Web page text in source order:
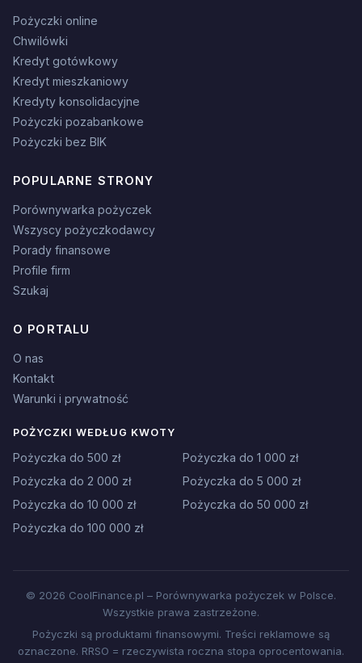
Pożyczki online
Chwilówki
Kredyt gotówkowy
Kredyt mieszkaniowy
Kredyty konsolidacyjne
Pożyczki pozabankowe
Pożyczki bez BIK
POPULARNE STRONY
Porównywarka pożyczek
Wszyscy pożyczkodawcy
Porady finansowe
Profile firm
Szukaj
O PORTALU
O nas
Kontakt
Warunki i prywatność
POŻYCZKI WEDŁUG KWOTY
Pożyczka do 500 zł
Pożyczka do 1 000 zł
Pożyczka do 2 000 zł
Pożyczka do 5 000 zł
Pożyczka do 10 000 zł
Pożyczka do 50 000 zł
Pożyczka do 100 000 zł
© 2026 CoolFinance.pl – Porównywarka pożyczek w Polsce.
Wszystkie prawa zastrzeżone.
Pożyczki są produktami finansowymi. Treści reklamowe są
oznaczone. RRSO = rzeczywista roczna stopa oprocentowania.